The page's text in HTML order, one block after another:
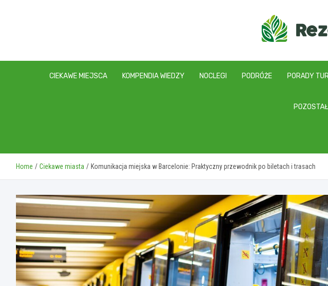
CIEKAWE MIEJSCA KOMPENDIA WIEDZY NOCLEGI PODRÓŻE PORADY
Home Ciekawe miasta Komunikacja miejska w Barcelonie: Praktyczny przewodnik po biletach i trasach